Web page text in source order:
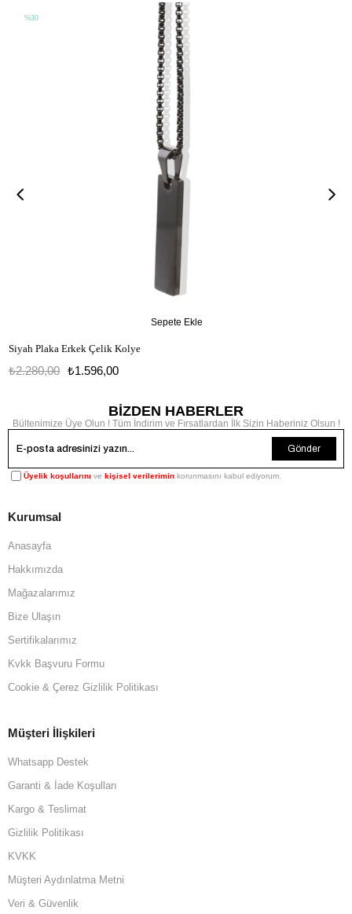
Siyah Plaka Erkek Çelik Kolye
₺1.596,00
₺2.280,00
Sepete Ekle
%30
BİZDEN HABERLER
Bültenimize Üye Olun ! Tüm İndirim ve Fırsatlardan İlk Sizin Haberiniz Olsun !
Gönder
Üyelik koşullarını ve kişisel verilerimin korunmasını kabul ediyorum.
Kurumsal
Anasayfa
Hakkımızda
Mağazalarımız
Bize Ulaşın
Sertifikalarımız
Kvkk Başvuru Formu
Cookie & Çerez Gizlilik Politikası
Müşteri İlişkileri
Whatsapp Destek
Garanti & İade Koşulları
Kargo & Teslimat
Gizlilik Politikası
KVKK
Müşteri Aydınlatma Metni
Veri & Güvenlik